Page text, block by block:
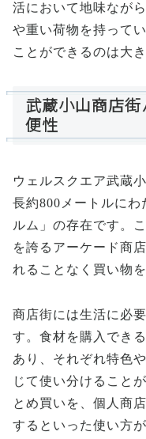
活において地味なが
や重い荷物を持って
ことができるのは大
武蔵小山商店
便性
ウェルスクエア武蔵
長約800メートルに
ルム」の存在です。
を誇るアーケード商
れることなく買い物
商店街には生活に必
す。食材を購入でき
あり、それぞれ特色
じて使い分けること
とめ買いを、個人商
するといった使い方が